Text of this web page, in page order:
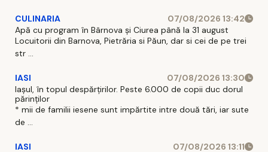
CULINARIA
07/08/2026 13:42
Apă cu program în Bârnova și Ciurea până la 31 august
Locuitorii din Barnova, Pietrăria si Păun, dar si cei de pe trei
str ...
IASI
07/08/2026 13:30
Iașul, în topul despărțirilor. Peste 6.000 de copii duc dorul
părinților
* mii de familii iesene sunt impărtite intre două tări, iar sute
de ...
IASI
07/08/2026 13:11